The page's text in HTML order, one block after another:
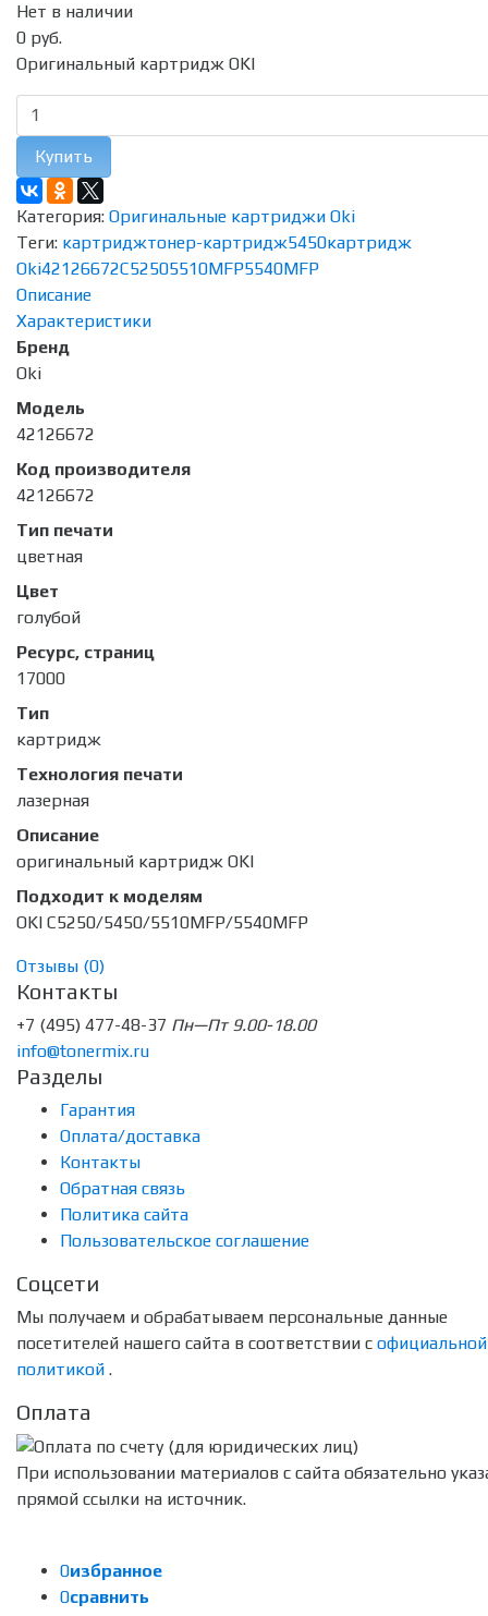
Нет в наличии
0 руб.
Оригинальный картридж OKI
Купить
Категория: Оригинальные картриджи Oki
Теги: картриджтонер-картридж5450картридж
Oki42126672C52505510MFP5540MFP
Описание
Характеристики
Бренд
Oki
Модель
42126672
Код производителя
42126672
Тип печати
цветная
Цвет
голубой
Ресурс, страниц
17000
Тип
картридж
Технология печати
лазерная
Описание
оригинальный картридж OKI
Подходит к моделям
OKI C5250/5450/5510MFP/5540MFP
Отзывы (0)
Контакты
+7 (495) 477-48-37 Пн—Пт 9.00-18.00
info@tonermix.ru
Разделы
Гарантия
Оплата/доставка
Контакты
Обратная связь
Политика сайта
Пользовательское соглашение
Соцсети
Мы получаем и обрабатываем персональные данные
посетителей нашего сайта в соответствии с официальной
политикой .
Оплата
При использовании материалов с сайта обязательно
прямой ссылки на источник.
0избранное
0сравнить